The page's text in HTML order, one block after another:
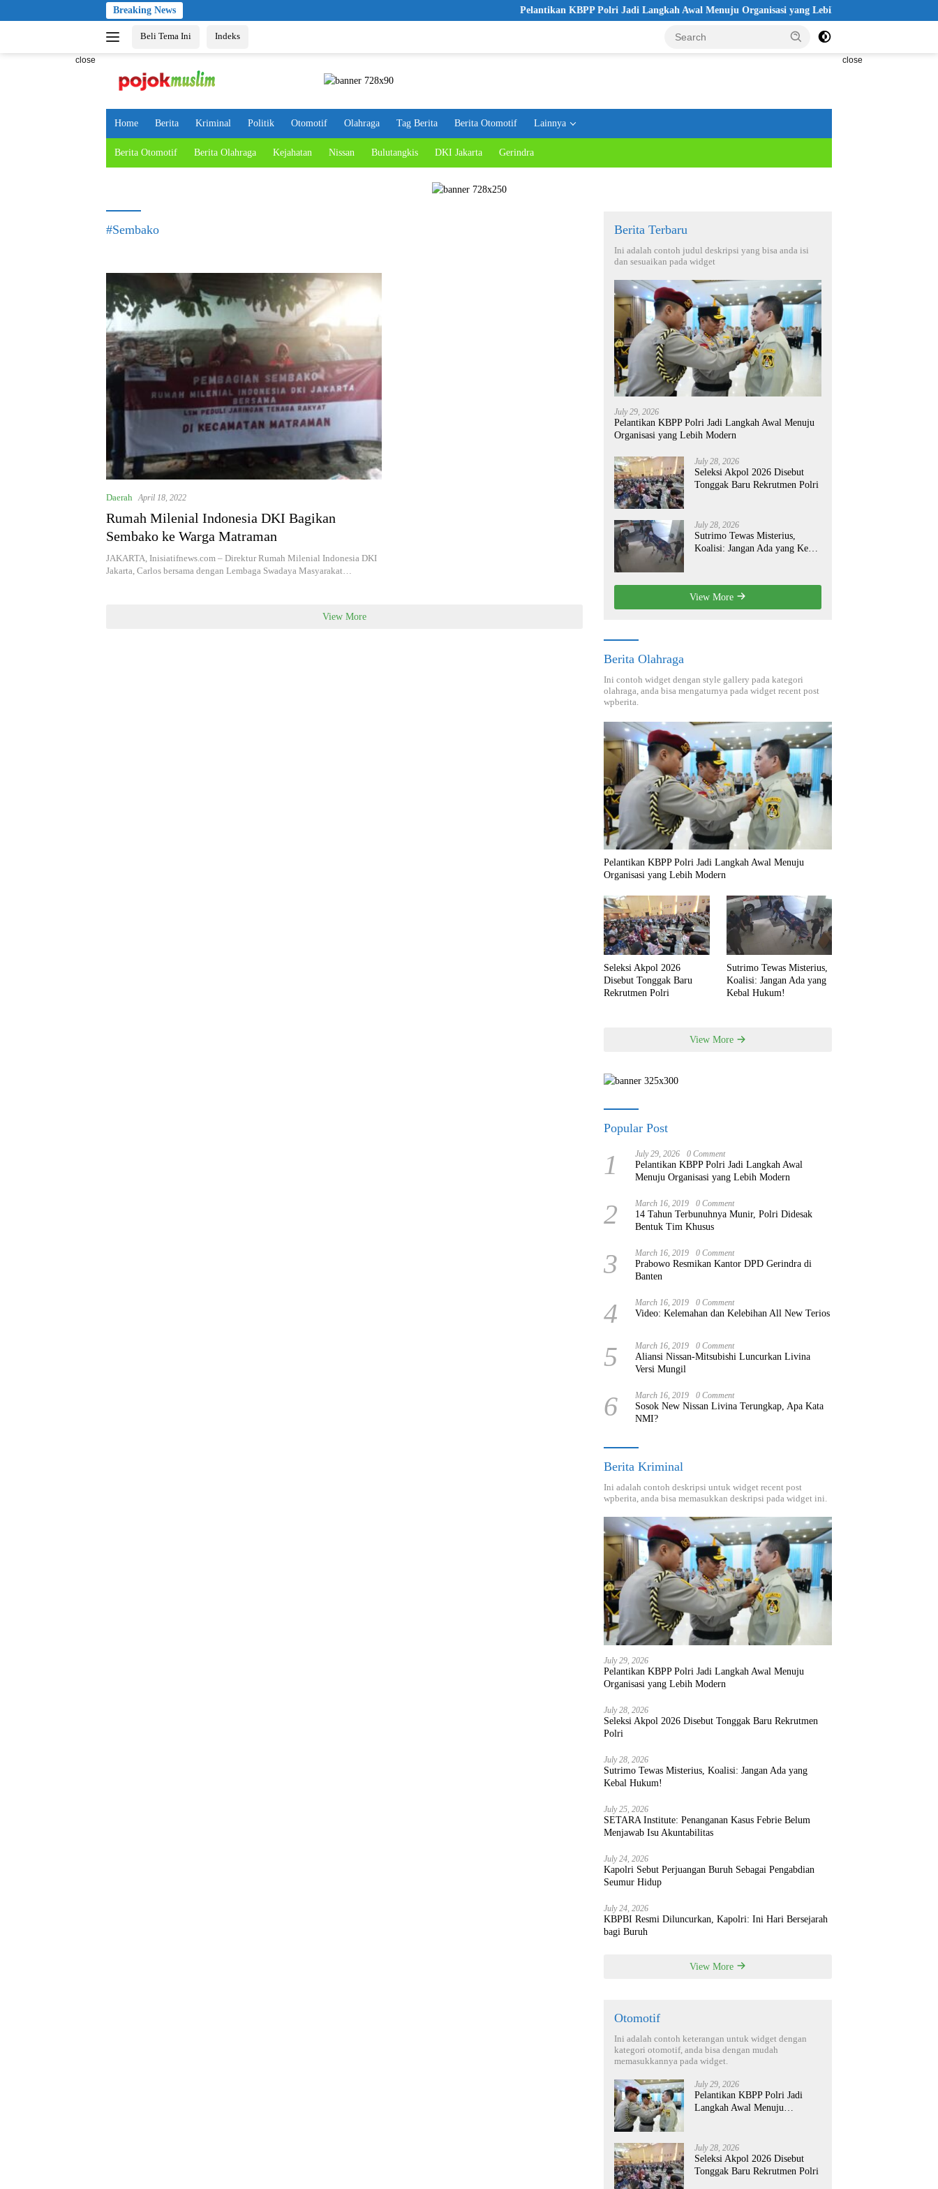
to
Breaking News Pelantikan KBPP Polri Jadi Langkah Awal Menuju Organisasi yang Lebih Modern
Beli Tema Ini Indeks
close close
Home Berita Kriminal Politik Otomotif Olahraga Tag Berita Berita Otomotif Lainnya
Berita Otomotif Berita Olahraga Kejahatan Nissan Bulutangkis DKI Jakarta Gerindra
#Sembako
Daerah April 18, 2022
Rumah Milenial Indonesia DKI Bagikan
Sembako ke Warga Matraman
JAKARTA, Inisiatifnews.com – Direktur Rumah Milenial Indonesia DKI
Jakarta, Carlos bersama dengan Lembaga Swadaya Masyarakat…
View More
Berita Terbaru
Ini adalah contoh judul deskripsi yang bisa anda isi
dan sesuaikan pada widget
July 29, 2026
Pelantikan KBPP Polri Jadi Langkah Awal Menuju
Organisasi yang Lebih Modern
July 28, 2026
Seleksi Akpol 2026 Disebut
Tonggak Baru Rekrutmen Polri
July 28, 2026
Sutrimo Tewas Misterius,
Koalisi: Jangan Ada yang Kebal
View More
Berita Olahraga
Ini contoh widget dengan style gallery pada kategori
olahraga, anda bisa mengaturnya pada widget recent post
wpberita.
Pelantikan KBPP Polri Jadi Langkah Awal Menuju
Organisasi yang Lebih Modern
Seleksi Akpol 2026
Disebut Tonggak Baru
Rekrutmen Polri
Sutrimo Tewas Misterius,
Koalisi: Jangan Ada yang
Kebal Hukum!
View More
Popular Post
1 July 29, 2026 0 Comment
Pelantikan KBPP Polri Jadi Langkah Awal
Menuju Organisasi yang Lebih Modern
2 March 16, 2019 0 Comment
14 Tahun Terbunuhnya Munir, Polri Didesak
Bentuk Tim Khusus
3 March 16, 2019 0 Comment
Prabowo Resmikan Kantor DPD Gerindra di
Banten
4 March 16, 2019 0 Comment
Video: Kelemahan dan Kelebihan All New Terios
5 March 16, 2019 0 Comment
Aliansi Nissan-Mitsubishi Luncurkan Livina
Versi Mungil
6 March 16, 2019 0 Comment
Sosok New Nissan Livina Terungkap, Apa Kata
NMI?
Berita Kriminal
Ini adalah contoh deskripsi untuk widget recent post
wpberita, anda bisa memasukkan deskripsi pada widget ini.
July 29, 2026
Pelantikan KBPP Polri Jadi Langkah Awal Menuju
Organisasi yang Lebih Modern
July 28, 2026
Seleksi Akpol 2026 Disebut Tonggak Baru Rekrutmen
Polri
July 28, 2026
Sutrimo Tewas Misterius, Koalisi: Jangan Ada yang
Kebal Hukum!
July 25, 2026
SETARA Institute: Penanganan Kasus Febrie Belum
Menjawab Isu Akuntabilitas
July 24, 2026
Kapolri Sebut Perjuangan Buruh Sebagai Pengabdian
Seumur Hidup
July 24, 2026
KBPBI Resmi Diluncurkan, Kapolri: Ini Hari Bersejarah
bagi Buruh
View More
Otomotif
Ini adalah contoh keterangan untuk widget dengan
kategori otomotif, anda bisa dengan mudah
memasukkannya pada widget.
July 29, 2026
Pelantikan KBPP Polri Jadi
Langkah Awal Menuju
July 28, 2026
Seleksi Akpol 2026 Disebut
Tonggak Baru Rekrutmen Polri